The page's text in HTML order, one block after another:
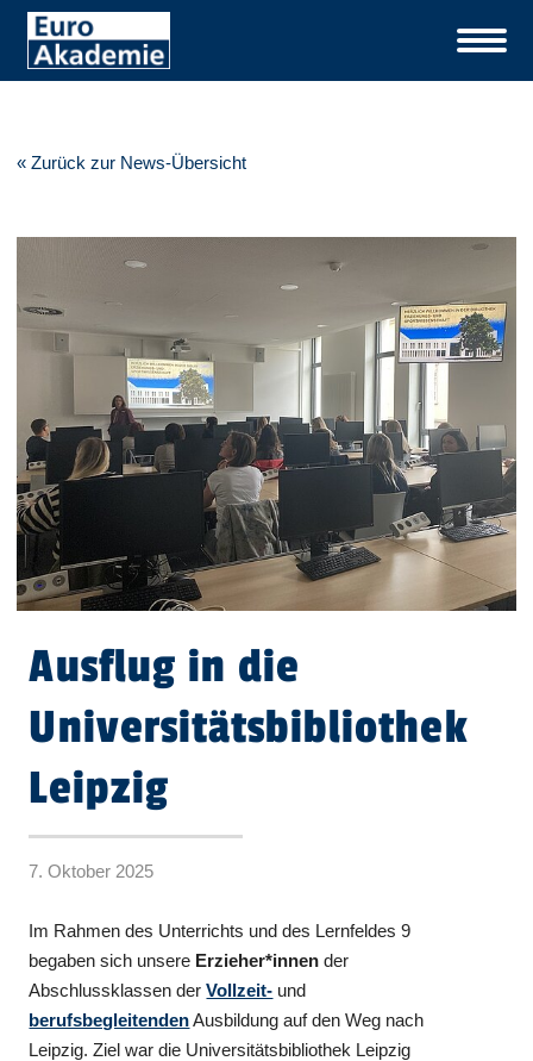
« Zurück zur News-Übersicht
Ausflug in die
Universitätsbibliothek
Leipzig
7. Oktober 2025
Im Rahmen des Unterrichts und des Lernfeldes 9
begaben sich unsere Erzieher*innen der
Abschlussklassen derVollzeit- und
berufsbegleitendenAusbildung auf den Weg nach
Leipzig. Ziel war die Universitätsbibliothek Leipzig